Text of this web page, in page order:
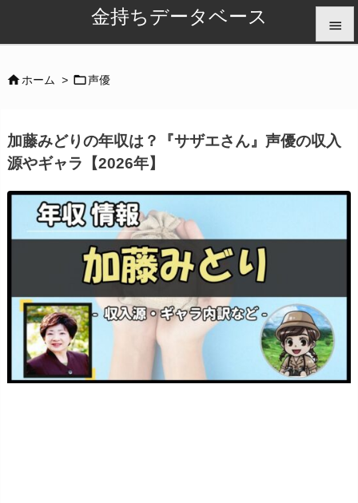
金持ちデータベース 


ホーム > 声優
加藤みどりの年収は？『サザエさん』声優の収入
源やギャラ【2026年】